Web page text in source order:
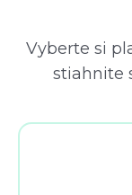
Vyberte si
stiahnite